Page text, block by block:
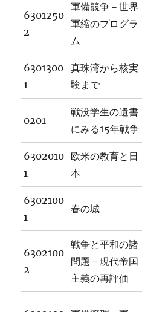
6301250
2
軍備競争－世界
軍縮のプログラ
ム
6301300
1
真珠湾から核実
験まで
0201
戦没学生の遺書
にみる15年戦争
6302010
1
欧米の教育と日
本
6302100
1
春の城
6302100
2
戦争と平和の諸
問題－現代帝国
主義の再評価